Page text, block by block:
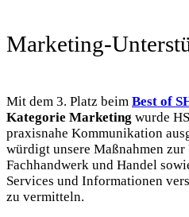
Marketing-
Mit dem 3. Platz beim Best of
Kategorie Marketing wurde
praxisnahe Kommunikation
würdigt unsere Maßnahmen
Fachhandwerk und Handel
Services und Informationen
zu vermitteln.